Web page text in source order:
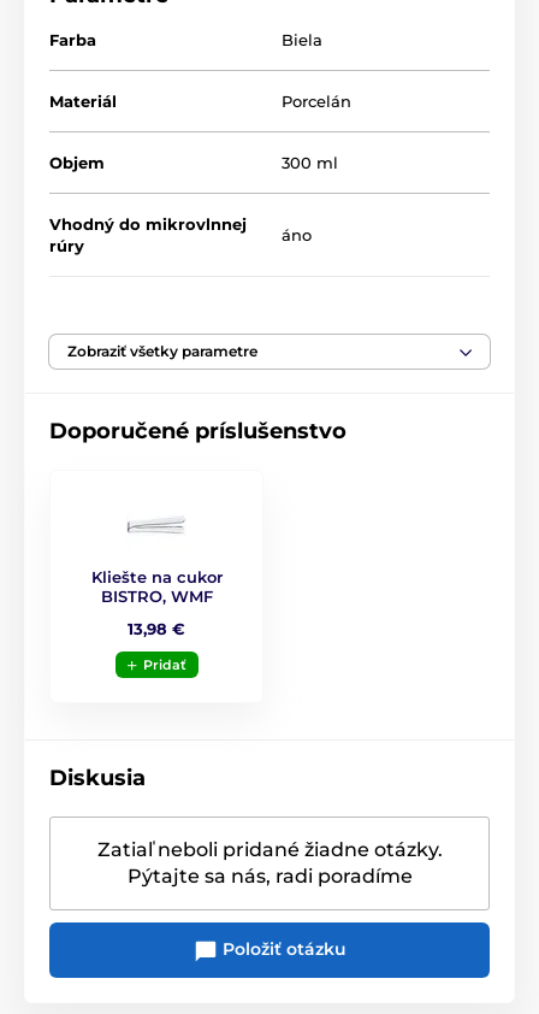
Farba Biela
Materiál Porcelán
Objem 300 ml
Vhodný do mikrovlnnej
rúry
áno
riadu
Zobraziť všetky parametre
Doporučené príslušenstvo
Kliešte na cukor
BISTRO, WMF
13,98 €
Pridať
Diskusia
Zatiaľ neboli pridané žiadne otázky.
Pýtajte sa nás, radi poradíme
Položiť otázku